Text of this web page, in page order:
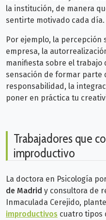
la institución, de manera
sentirte motivado cada día.
Por ejemplo, la
empresa, la
manifiesta sobre el trabajo
sensación de formar parte
responsabilidad, la
poner en práctica tu
Trabajadores que
improductivo
La doctora en Psicología
de Madrid y consultora de
Inmaculada Cerejido,
improductivos cuatro tipos